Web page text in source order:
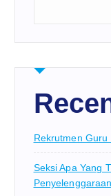
Rekrutmen
Seksi Apa Yang